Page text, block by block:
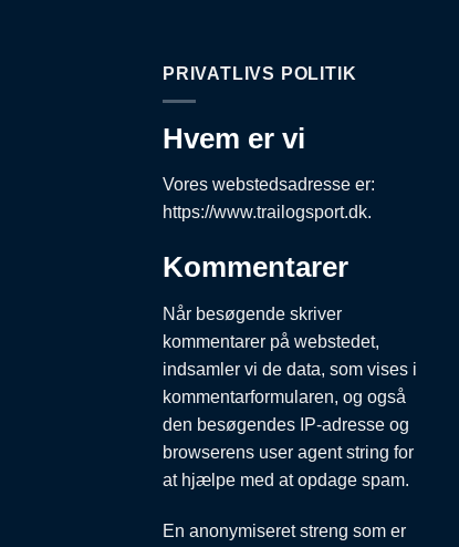
PRIVATLIVS POLITIK
Hvem er vi
Vores webstedsadresse er:
https://www.trailogsport.dk.
Kommentarer
Når besøgende skriver
kommentarer på webstedet,
indsamler vi de data, som vises i
kommentarformularen, og også
den besøgendes IP-adresse og
browserens user agent string for
at hjælpe med at opdage spam.
En anonymiseret streng som er